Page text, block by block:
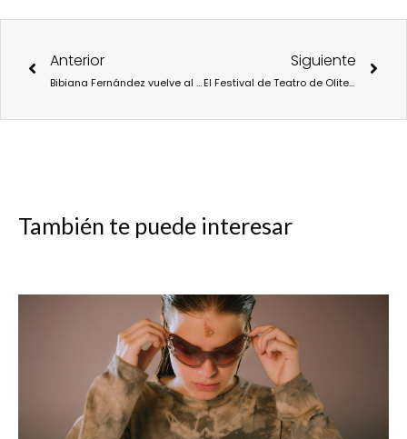
Anterior
Bibiana Fernández vuelve al teatro con “La señora”
Siguiente
El Festival de Teatro de Olite conmemora su 25.º aniversario con música, la danza y el circo
También te puede interesar